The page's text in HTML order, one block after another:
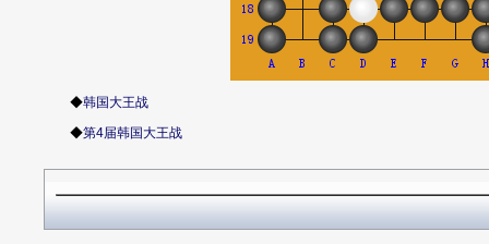
◆韩国大王战
◆第4届韩国大王战